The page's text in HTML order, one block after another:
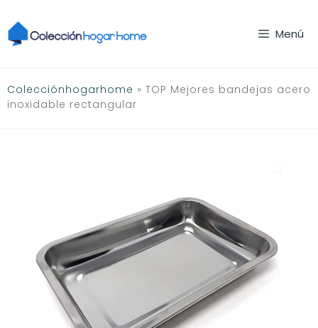
al
contenido
Menú
Colecciónhogarhome » TOP Mejores bandejas acero
inoxidable rectangular